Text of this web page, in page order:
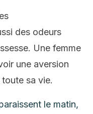
des odeurs
Une femme
une aversion
toute sa vie.
le matin,